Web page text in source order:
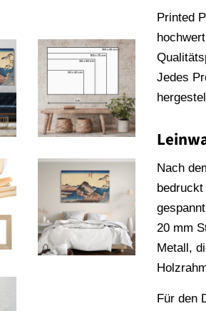
Printed
Jedes
Nach
20 mm
Metall,
Für den